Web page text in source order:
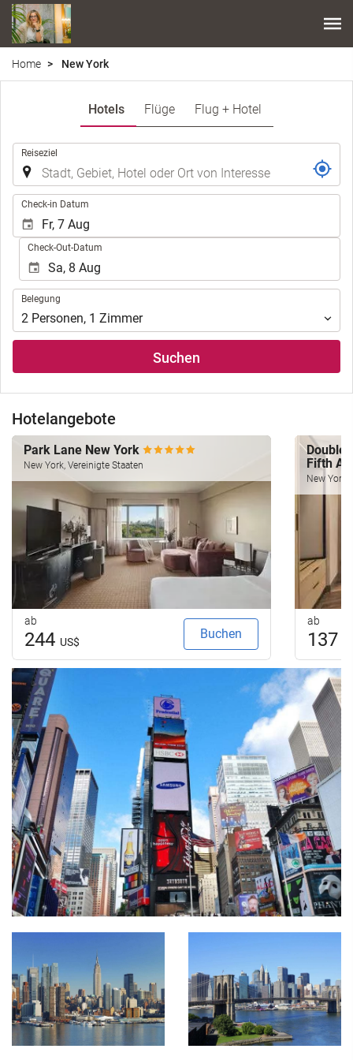
Home New York
Hotels Flüge Flug + Hotel
Reiseziel
Check-in Datum
Check-Out-Datum
Belegung
Belegung
2 Personen, 1 Zimmer
Suchen
Hotelangebote
Park Lane New York
New York, Vereinigte Staaten
ab
244 US$
Buchen
Fifth
New York,
ab
137